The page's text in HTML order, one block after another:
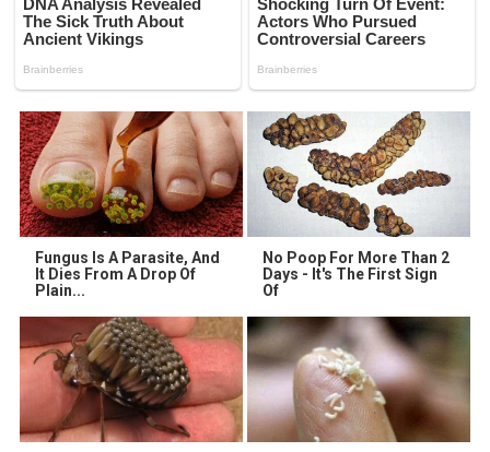
Fungus Is A Parasite, And
It Dies From A Drop Of
Plain...
No Poop For More Than 2
Days - It's The First Sign
Of